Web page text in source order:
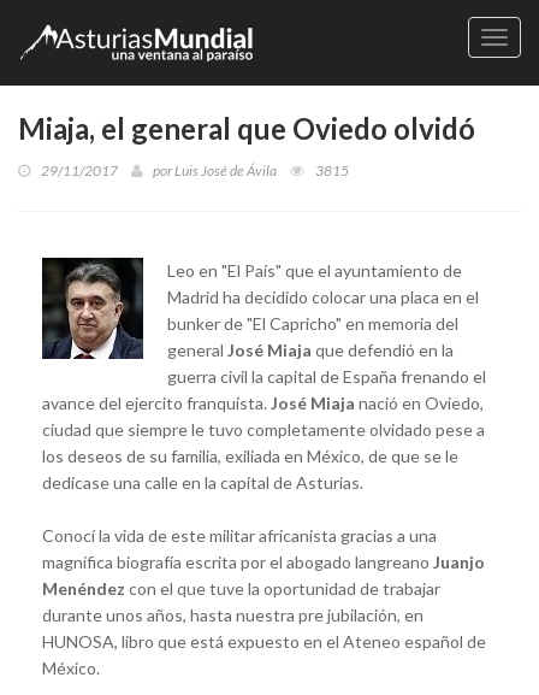
Miaja, el general que Oviedo olvidó
29/11/2017 porLuis José de Ávila 3815
Leo en "El País" que el ayuntamiento de
Madrid ha decidido colocar una placa en el
bunker de "El Capricho" en memoria del
general José Miaja que defendió en la
guerra civil la capital de España frenando el
avance del ejercito franquista. José Miaja nació en Oviedo,
ciudad que siempre le tuvo completamente olvidado pese a
los deseos de su familia, exiliada en México, de que se le
dedicase una calle en la capital de Asturias.
Conocí la vida de este militar africanista gracias a una
magnífica biografía escrita por el abogado langreano Juanjo
Menéndez con el que tuve la oportunidad de trabajar
durante unos años, hasta nuestra pre jubilación, en
HUNOSA, libro que está expuesto en el Ateneo español de
México.